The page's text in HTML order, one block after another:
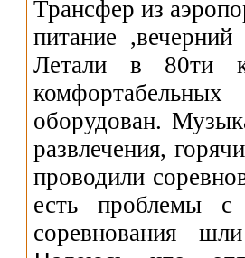
Трансфер из
питание
Летали в 80ти
оборудован.
развлечения,
проводили
есть проблемы с
соревнования